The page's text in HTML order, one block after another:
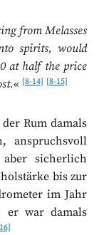
from Melasses
spirits, would
at half the price
«[8-14] [8-15]
Rum damals
anspruchsvoll
sicherlich
bis zur
im Jahr
er war damals